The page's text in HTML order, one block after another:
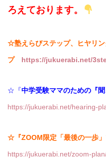
ろえております。
☆塾えらびステップ、ヒヤリ
プ https://jukuerabi.net/
☆『中学受験ママのための『聞
https://jukuerabi.net/hearing-
☆『ZOOM限定「最後の一歩」
https://jukuerabi.net/zoom-